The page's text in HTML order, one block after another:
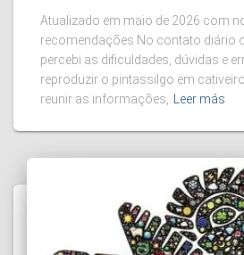
Atualizado em maio de 2026 com
recomendações No contato diário
percebi as dificuldades, dúvidas e
reproduzir o pintassilgo em
reunir as informações,
Leer más